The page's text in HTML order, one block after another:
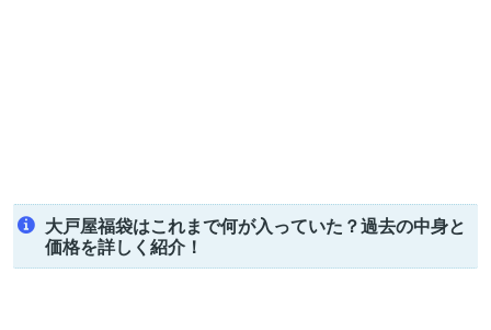
大戸屋福袋はこれまで何が入っていた？過去の中身と
価格を詳しく紹介！